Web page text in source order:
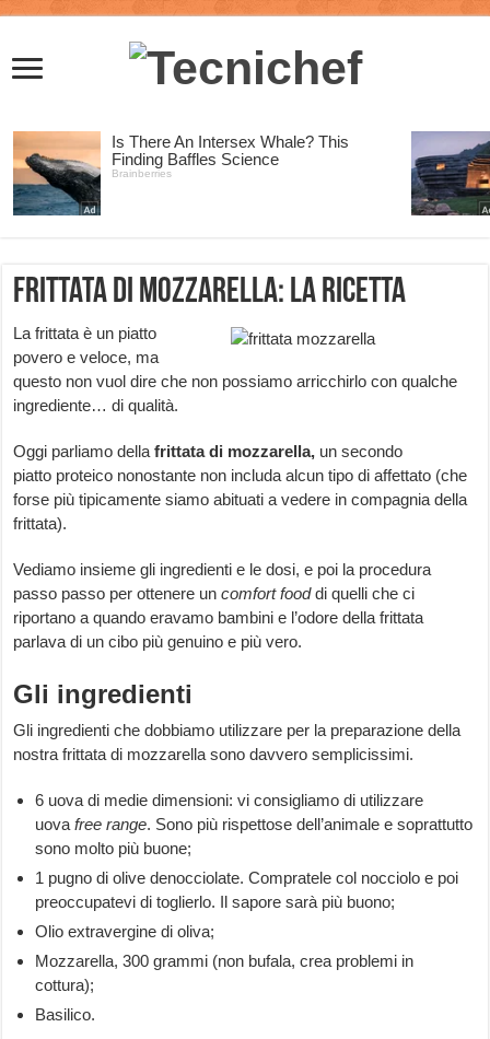
Frittata di mozzarella: la ricetta
La frittata è un piatto
povero e veloce, ma
questo non vuol dire che non possiamo arricchirlo con qualche
ingrediente… di qualità.
Oggi parliamo della frittata di mozzarella, un secondo
piatto proteico nonostante non includa alcun tipo di affettato (che
forse più tipicamente siamo abituati a vedere in compagnia della
frittata).
Vediamo insieme gli ingredienti e le dosi, e poi la procedura
passo passo per ottenere uncomfort fooddi quelli che ci
riportano a quando eravamo bambini e l’odore della frittata
parlava di un cibo più genuino e più vero.
Gli ingredienti
Gli ingredienti che dobbiamo utilizzare per la preparazione della
nostra frittata di mozzarella sono davvero semplicissimi.
6 uova di medie dimensioni: vi consigliamo di utilizzare
uovafree range. Sono più rispettose dell’animale e soprattutto
sono molto più buone;
1 pugno di olive denocciolate. Compratele col nocciolo e poi
preoccupatevi di toglierlo. Il sapore sarà più buono;
Olio extravergine di oliva;
Mozzarella, 300 grammi (non bufala, crea problemi in
cottura);
Basilico.